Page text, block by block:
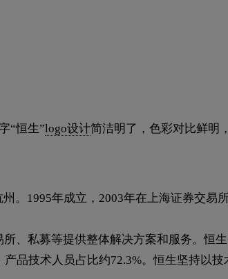
“恒生”logo设计简洁明了，色彩对比鲜明
。1995年成立，2003年在上海证券交易
、私募等提供整体解决方案和服务。恒
品技术人员占比约72.3%。恒生坚持以